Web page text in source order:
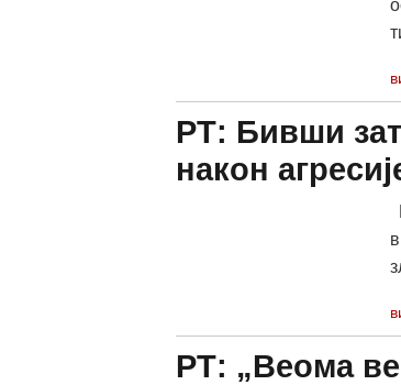
РТ: Бивши
након
РТ: „Веома